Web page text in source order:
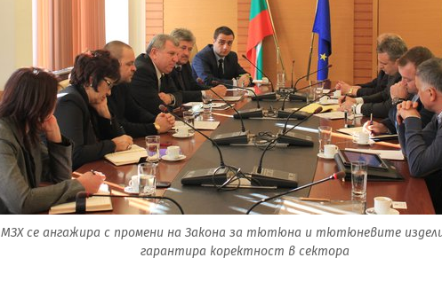
МЗХ се ангажира с промени на Закона за тютюна и тютюневите
гарантира коректност в сектора